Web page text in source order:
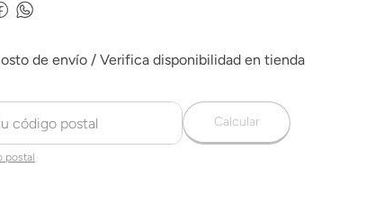
postal
Calcular